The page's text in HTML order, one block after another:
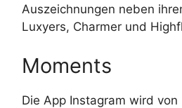
Auszeichnungen neben
Luxyers, Charmer und
Moments
Die App Instagram wird